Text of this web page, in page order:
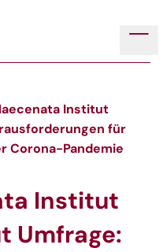
Institut
für
Corona-Pandemie
Institut
Umfrage: